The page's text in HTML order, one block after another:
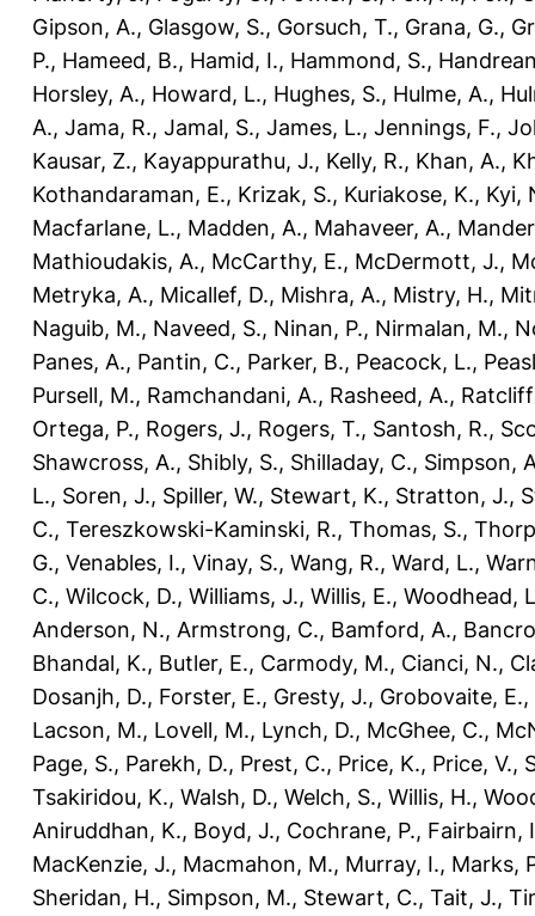
Gipson, A., Glasgow, S., Gorsuch, T., Grana, G.,
P., Hameed, B., Hamid, I., Hammond, S.,
Horsley, A., Howard, L., Hughes, S., Hulme, A.,
A., Jama, R., Jamal, S., James, L., Jennings, F.,
Kausar, Z., Kayappurathu, J., Kelly, R., Khan, A.,
Kothandaraman, E., Krizak, S., Kuriakose, K., Kyi,
Macfarlane, L., Madden, A., Mahaveer, A.,
Mathioudakis, A., McCarthy, E., McDermott, J.,
Metryka, A., Micallef, D., Mishra, A., Mistry, H.,
Naguib, M., Naveed, S., Ninan, P., Nirmalan, M.,
Panes, A., Pantin, C., Parker, B., Peacock, L.,
Pursell, M., Ramchandani, A., Rasheed, A.,
Ortega, P., Rogers, J., Rogers, T., Santosh, R.,
Shawcross, A., Shibly, S., Shilladay, C., Simpson,
L., Soren, J., Spiller, W., Stewart, K., Stratton, J.,
C., Tereszkowski-Kaminski, R., Thomas, S.,
G., Venables, I., Vinay, S., Wang, R., Ward, L.,
C., Wilcock, D., Williams, J., Willis, E., Woodhead,
Anderson, N., Armstrong, C., Bamford, A.,
Bhandal, K., Butler, E., Carmody, M., Cianci, N.,
Dosanjh, D., Forster, E., Gresty, J., Grobovaite, E.,
Lacson, M., Lovell, M., Lynch, D., McGhee, C.,
Page, S., Parekh, D., Prest, C., Price, K., Price, V.,
Tsakiridou, K., Walsh, D., Welch, S., Willis, H.,
Aniruddhan, K., Boyd, J., Cochrane, P., Fairbairn,
MacKenzie, J., Macmahon, M., Murray, I., Marks,
Sheridan, H., Simpson, M., Stewart, C., Tait, J.,